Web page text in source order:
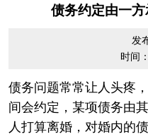
债务约定由一
发
时间
债务问题常常让人头疼
间会约定，某项债务由
人打算离婚，对婚内的